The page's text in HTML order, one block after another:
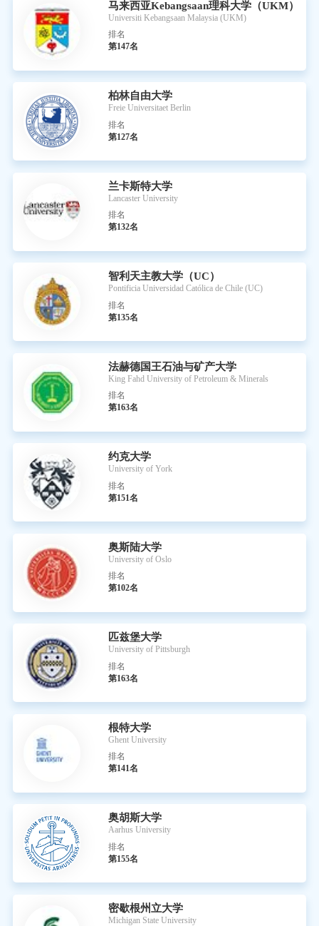
马来西亚Kebangsaan理科大学（UKM）
Universiti Kebangsaan Malaysia (UKM)
排名
第147名
柏林自由大学
Freie Universitaet Berlin
排名
第127名
兰卡斯特大学
Lancaster University
排名
第132名
智利天主教大学（UC）
Pontificia Universidad Católica de Chile (UC)
排名
第135名
法赫德国王石油与矿产大学
King Fahd University of Petroleum & Minerals
排名
第163名
约克大学
University of York
排名
第151名
奥斯陆大学
University of Oslo
排名
第102名
匹兹堡大学
University of Pittsburgh
排名
第163名
根特大学
Ghent University
排名
第141名
奥胡斯大学
Aarhus University
排名
第155名
密歇根州立大学
Michigan State University